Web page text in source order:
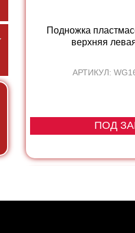
Подножка
верхняя
АРТИКУЛ:
ПОД